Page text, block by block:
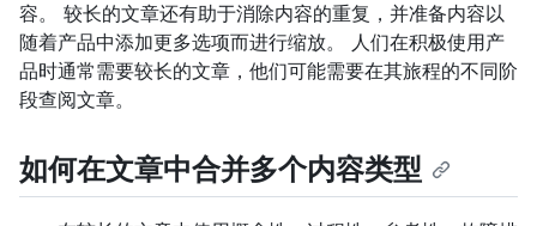
容。 较长的文章还有助于消除内容的重复，并准备内容以
随着产品中添加更多选项而进行缩放。 人们在积极使用产
品时通常需要较长的文章，他们可能需要在其旅程的不同阶
段查阅文章。
如何在文章中合并多个内容类型